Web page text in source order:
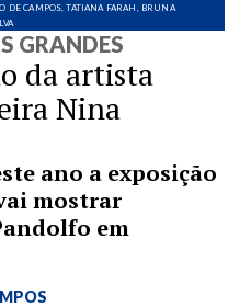
DE CAMPOS, TATIANA FARAH, BRUNA
GRANDES
da artista
Nina
ano a exposição
mostrar
em